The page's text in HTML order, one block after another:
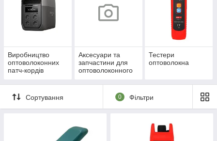
Виробництво
оптоволоконних
патч-кордів
Аксесуари та
запчастини для
оптоволоконного
Тестери
оптоволокна
Сортування 0 Фільтри